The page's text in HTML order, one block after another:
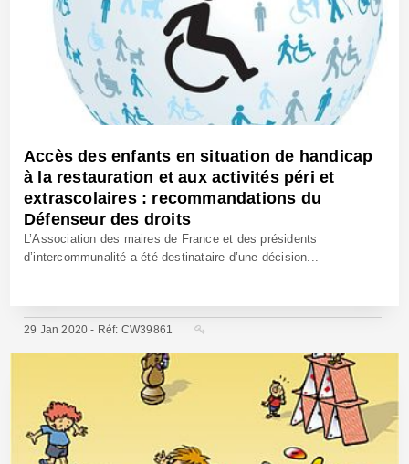
Accès des enfants en situation de handicap
à la restauration et aux activités péri et
extrascolaires : recommandations du
Défenseur des droits
L’Association des maires de France et des présidents
d’intercommunalité a été destinataire d’une décision...
29 Jan 2020 - Réf: CW39861